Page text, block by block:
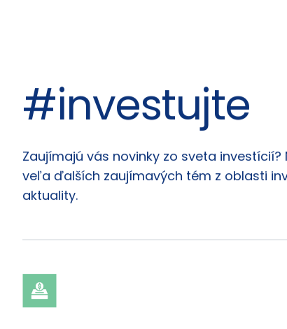
#investujte
Články
Zaujímajú vás novinky zo sveta
aktuality.